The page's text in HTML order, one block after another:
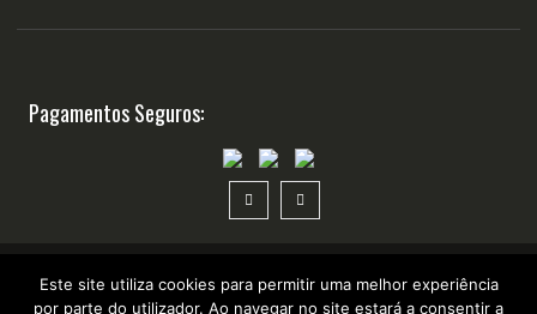
Pagamentos Seguros:
Copyright ©2025 Suplementosonline.pt
Este site utiliza cookies para permitir uma melhor experiência
por parte do utilizador. Ao navegar no site estará a consentir a